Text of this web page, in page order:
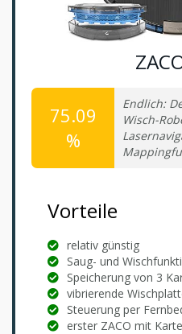
75.09
%
Endlich:
Wisch-
Vorteile
relativ günstig
Saug- und
Speicherung von 3
vibrierende
Steuerung per
erster ZACO mit